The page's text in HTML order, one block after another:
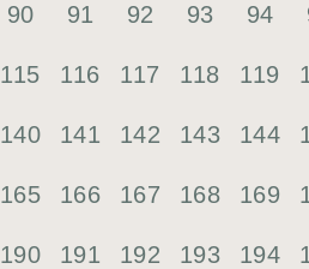
90 91 92 93 94
115 116 117 118 119
140 141 142 143 144
165 166 167 168 169
190 191 192 193 194